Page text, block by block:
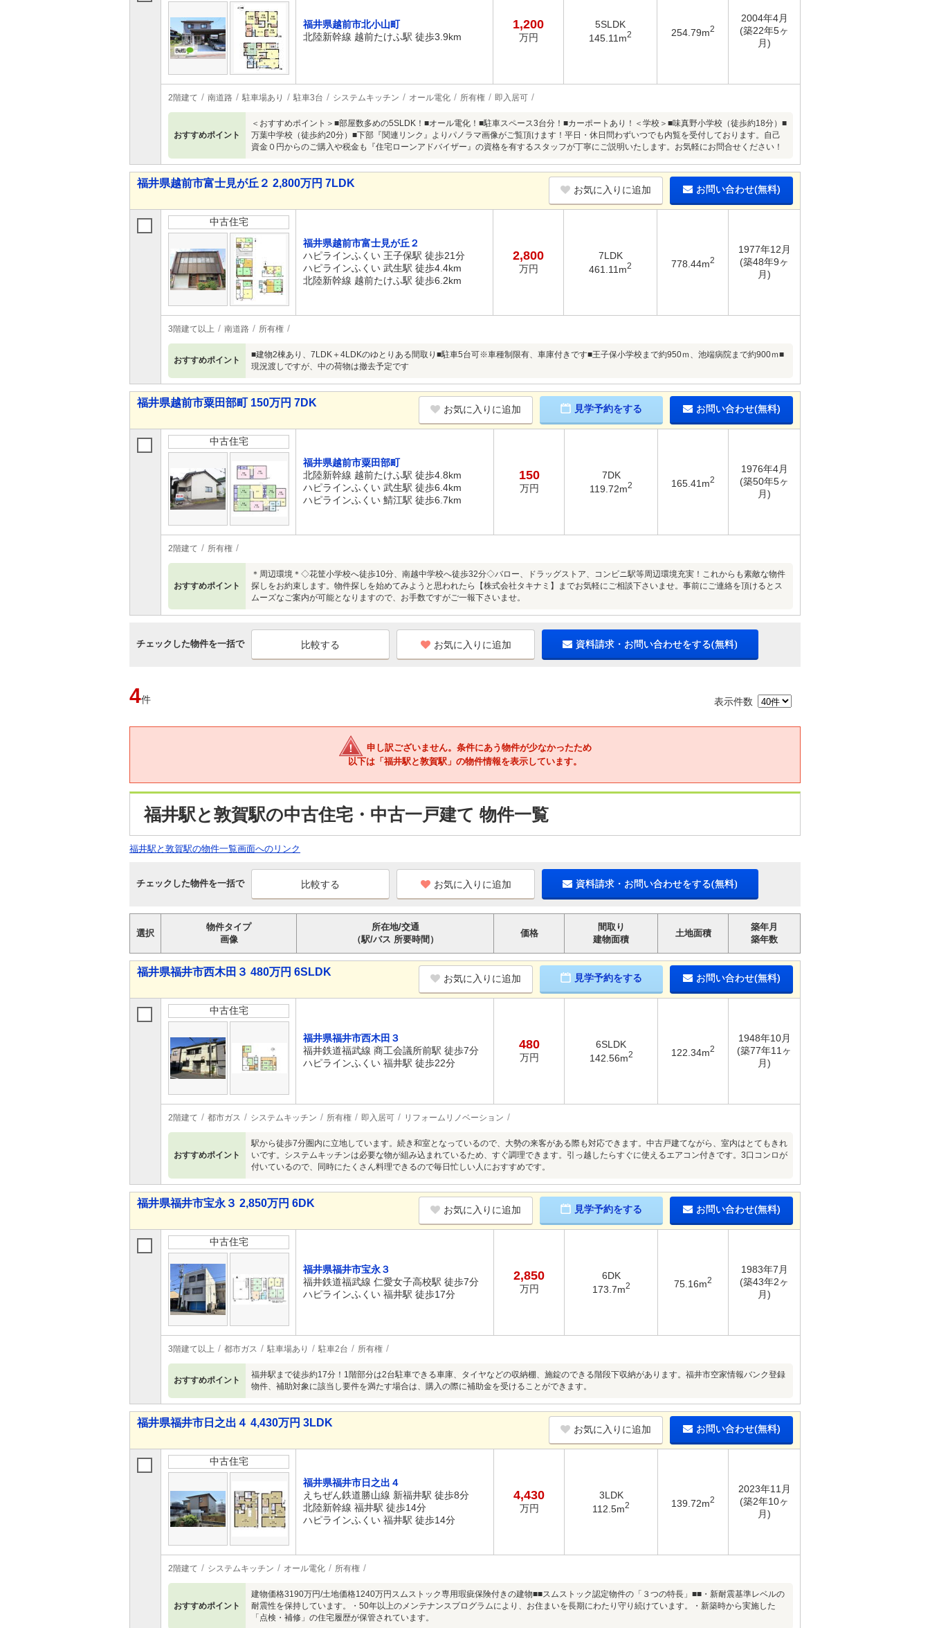
福井県越前市北小山町
北陸新幹線 越前たけふ駅 徒歩3.9km
1,200
万円
5SLDK
145.11m2 254.79m2
2004年4月
(築22年5ヶ
月)
2階建て 南道路 駐車場あり 駐車3台 システムキッチン オール電化 所有権 即入居可
おすすめポイント
＜おすすめポイント＞■部屋数多めの5SLDK！■オール電化！■駐車スペース3台分！■カーポートあり！＜学校＞■味真野小学校（徒歩約18分）■
万葉中学校（徒歩約20分）■下部『関連リンク』よりパノラマ画像がご覧頂けます！平日・休日問わずいつでも内覧を受付しております。自己
資金０円からのご購入や税金も『住宅ローンアドバイザー』の資格を有するスタッフが丁寧にご説明いたします。お気軽にお問合せください！
福井県越前市富士見が丘２ 2,800万円 7LDK
お気に入りに追加 お問い合わせ(無料)
中古住宅
福井県越前市富士見が丘２
ハピラインふくい 王子保駅 徒歩21分
ハピラインふくい 武生駅 徒歩4.4km
北陸新幹線 越前たけふ駅 徒歩6.2km
2,800
万円
7LDK
461.11m2 778.44m2
1977年12月
(築48年9ヶ
月)
3階建て以上 南道路 所有権
おすすめポイント
■建物2棟あり、7LDK＋4LDKのゆとりある間取り■駐車5台可※車種制限有、車庫付きです■王子保小学校まで約950ｍ、池端病院まで約900ｍ■
現況渡しですが、中の荷物は撤去予定です
福井県越前市粟田部町 150万円 7DK
お気に入りに追加 見学予約をする お問い合わせ(無料)
中古住宅
福井県越前市粟田部町
北陸新幹線 越前たけふ駅 徒歩4.8km
ハピラインふくい 武生駅 徒歩6.4km
ハピラインふくい 鯖江駅 徒歩6.7km
150
万円
7DK
119.72m2 165.41m2
1976年4月
(築50年5ヶ
月)
2階建て 所有権
おすすめポイント
＊周辺環境＊◇花筐小学校へ徒歩10分、南越中学校へ徒歩32分◇バロー、ドラッグストア、コンビニ駅等周辺環境充実！これからも素敵な物件
探しをお約束します。物件探しを始めてみようと思われたら【株式会社タキナミ】までお気軽にご相談下さいませ。事前にご連絡を頂けるとス
ムーズなご案内が可能となりますので、お手数ですがご一報下さいませ。
チェックした物件を一括で お気に入りに追加 資料請求・お問い合わせをする(無料)
4件 表示件数
申し訳ございません。条件にあう物件が少なかったため
以下は「福井駅と敦賀駅」の物件情報を表示しています。
福井駅と敦賀駅の中古住宅・中古一戸建て 物件一覧
福井駅と敦賀駅の物件一覧画面へのリンク
チェックした物件を一括で お気に入りに追加 資料請求・お問い合わせをする(無料)
選択
物件タイプ
画像
所在地/交通
（駅/バス 所要時間）
価格
間取り
建物面積
土地面積
築年月
築年数
福井県福井市西木田３ 480万円 6SLDK
お気に入りに追加 見学予約をする お問い合わせ(無料)
中古住宅
福井県福井市西木田３
福井鉄道福武線 商工会議所前駅 徒歩7分
ハピラインふくい 福井駅 徒歩22分
480
万円
6SLDK
142.56m2 122.34m2
1948年10月
(築77年11ヶ
月)
2階建て 都市ガス システムキッチン 所有権 即入居可 リフォームリノベーション
おすすめポイント
駅から徒歩7分圏内に立地しています。続き和室となっているので、大勢の来客がある際も対応できます。中古戸建てながら、室内はとてもきれ
いです。システムキッチンは必要な物が組み込まれているため、すぐ調理できます。引っ越したらすぐに使えるエアコン付きです。3口コンロが
付いているので、同時にたくさん料理できるので毎日忙しい人におすすめです。
福井県福井市宝永３ 2,850万円 6DK
お気に入りに追加 見学予約をする お問い合わせ(無料)
中古住宅
福井県福井市宝永３
福井鉄道福武線 仁愛女子高校駅 徒歩7分
ハピラインふくい 福井駅 徒歩17分
2,850
万円
6DK
173.7m2 75.16m2
1983年7月
(築43年2ヶ
月)
3階建て以上 都市ガス 駐車場あり 駐車2台 所有権
おすすめポイント
福井駅まで徒歩約17分！1階部分は2台駐車できる車庫、タイヤなどの収納棚、施錠のできる階段下収納があります。福井市空家情報バンク登録
物件、補助対象に該当し要件を満たす場合は、購入の際に補助金を受けることができます。
福井県福井市日之出４ 4,430万円 3LDK
お気に入りに追加 お問い合わせ(無料)
中古住宅
福井県福井市日之出４
えちぜん鉄道勝山線 新福井駅 徒歩8分
北陸新幹線 福井駅 徒歩14分
ハピラインふくい 福井駅 徒歩14分
4,430
万円
3LDK
112.5m2 139.72m2
2023年11月
(築2年10ヶ
月)
2階建て システムキッチン オール電化 所有権
おすすめポイント
建物価格3190万円/土地価格1240万円スムストック専用瑕疵保険付きの建物■■スムストック認定物件の「３つの特長」■■・新耐震基準レベルの
耐震性を保持しています。・50年以上のメンテナンスプログラムにより、お住まいを長期にわたり守り続けています。・新築時から実施した
「点検・補修」の住宅履歴が保管されています。